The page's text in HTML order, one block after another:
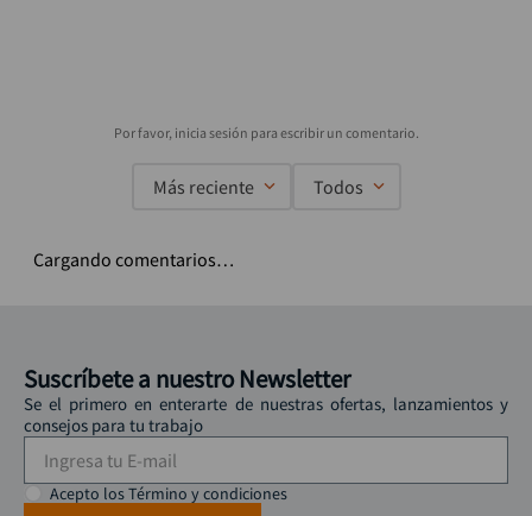
Más reciente Todos
Cargando comentarios…
Suscríbete a nuestro Newsletter
Se el primero en enterarte de nuestras ofertas, lanzamientos y
consejos para tu trabajo
Acepto los Término y condiciones